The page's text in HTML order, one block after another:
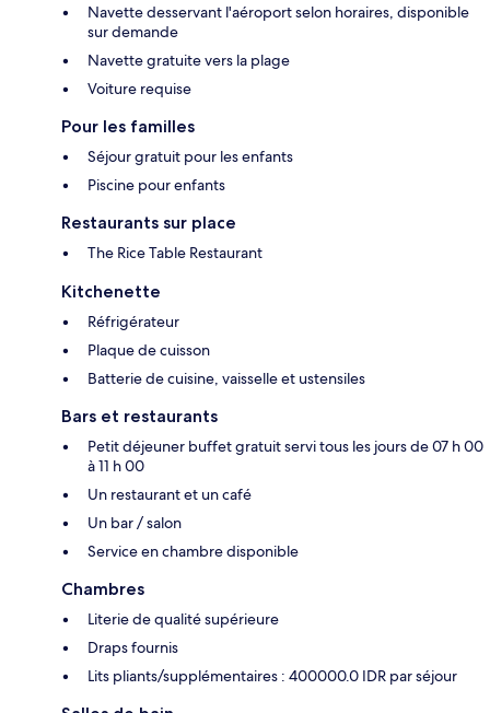
Navette desservant l'aéroport selon horaires, disponible
sur demande
Navette gratuite vers la plage
Voiture requise
Pour les familles
Séjour gratuit pour les enfants
Piscine pour enfants
Restaurants sur place
The Rice Table Restaurant
Kitchenette
Réfrigérateur
Plaque de cuisson
Batterie de cuisine, vaisselle et ustensiles
Bars et restaurants
Petit déjeuner buffet gratuit servi tous les jours de 07 h 00
à 11 h 00
Un restaurant et un café
Un bar / salon
Service en chambre disponible
Chambres
Literie de qualité supérieure
Draps fournis
Lits pliants/supplémentaires : 400000.0 IDR par séjour